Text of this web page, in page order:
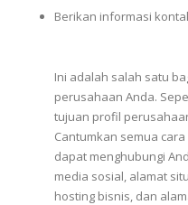
Berikan informasi
Ini adalah salah satu
perusahaan Anda.
tujuan profil
Cantumkan semua cara
dapat menghubungi
media sosial, alamat
hosting bisnis, dan